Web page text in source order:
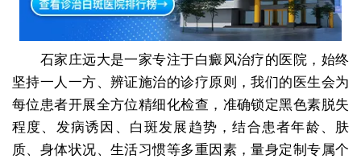
石家庄远大是一家专注于白癜风治疗的医院，始终
坚持一人一方、辨证施治的诊疗原则，我们的医生会为
每位患者开展全方位精细化检查，准确锁定黑色素脱失
程度、发病诱因、白斑发展趋势，结合患者年龄、肤
质、身体状况、生活习惯等多重因素，量身定制专属个